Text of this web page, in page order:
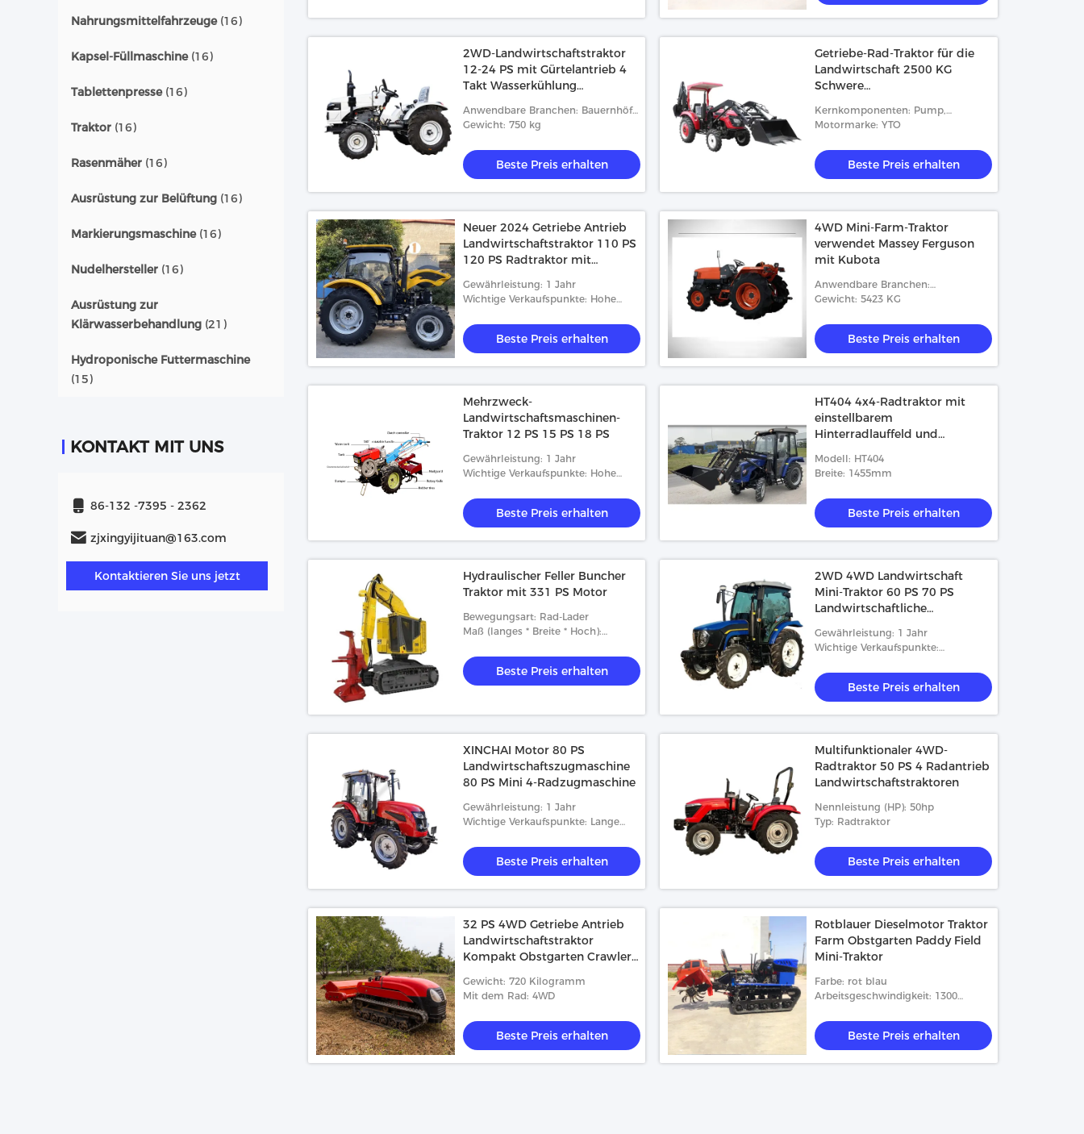
Nahrungsmittelfahrzeuge(16)
Kapsel-Füllmaschine(16)
Tablettenpresse(16)
Traktor (16)
Rasenmäher (16)
Ausrüstung zur Belüftung (16)
Markierungsmaschine(16)
Nudelhersteller (16)
Ausrüstung zur
Klärwasserbehandlung (21)
Hydroponische Futtermaschine
(15)
KONTAKT MIT UNS
86-132 -7395 - 2362
zjxingyijituan@163.com
Kontaktieren Sie uns jetzt
2WD-Landwirtschaftstraktor
12-24 PS mit Gürtelantrieb 4
Takt Wasserkühlung
Anwendbare Branchen: Bauernhöfe,
im Kleinen
Gewicht: 750 kg
Beste Preis erhalten
Getriebe-Rad-Traktor für die
Landwirtschaft 2500 KG
Schwere
zertifiziert
Kernkomponenten: Pump,
Druckbehälter, Getriebe, Motor,
Motormarke: YTO
Beste Preis erhalten
Neuer 2024 Getriebe Antrieb
Landwirtschaftstraktor 110 PS
120 PS Radtraktor mit
Gewährleistung: 1 Jahr
Wichtige Verkaufspunkte: Hohe
Beste Preis erhalten
4WD Mini-Farm-Traktor
verwendet Massey Ferguson
mit Kubota
Anwendbare Branchen:
Lebensmittel- und Getränkefabrik,
Gewicht: 5423 KG
Beste Preis erhalten
Mehrzweck-
Landwirtschaftsmaschinen-
Traktor 12 PS 15 PS 18 PS
Gewährleistung: 1 Jahr
Wichtige Verkaufspunkte: Hohe
Beste Preis erhalten
HT404 4x4-Radtraktor mit
einstellbarem
Hinterradlauffeld und
Modell: HT404
Breite: 1455mm
Beste Preis erhalten
Hydraulischer Feller Buncher
Traktor mit 331 PS Motor
Bewegungsart: Rad-Lader
Maß (langes * Breite * Hoch):
Beste Preis erhalten
2WD 4WD Landwirtschaft
Mini-Traktor 60 PS 70 PS
Landwirtschaftliche
Gewährleistung: 1 Jahr
Wichtige Verkaufspunkte:
Beste Preis erhalten
XINCHAI Motor 80 PS
Landwirtschaftszugmaschine
80 PS Mini 4-Radzugmaschine
Gewährleistung: 1 Jahr
Wichtige Verkaufspunkte: Lange
Beste Preis erhalten
Multifunktionaler 4WD-
Radtraktor 50 PS 4 Radantrieb
Landwirtschaftstraktoren
Nennleistung (HP): 50hp
Typ: Radtraktor
Beste Preis erhalten
32 PS 4WD Getriebe Antrieb
Landwirtschaftstraktor
Kompakt Obstgarten Crawler
Gewicht: 720 Kilogramm
Mit dem Rad: 4WD
Beste Preis erhalten
Rotblauer Dieselmotor Traktor
Farm Obstgarten Paddy Field
Mini-Traktor
Farbe: rot blau
Arbeitsgeschwindigkeit: 1300
Beste Preis erhalten